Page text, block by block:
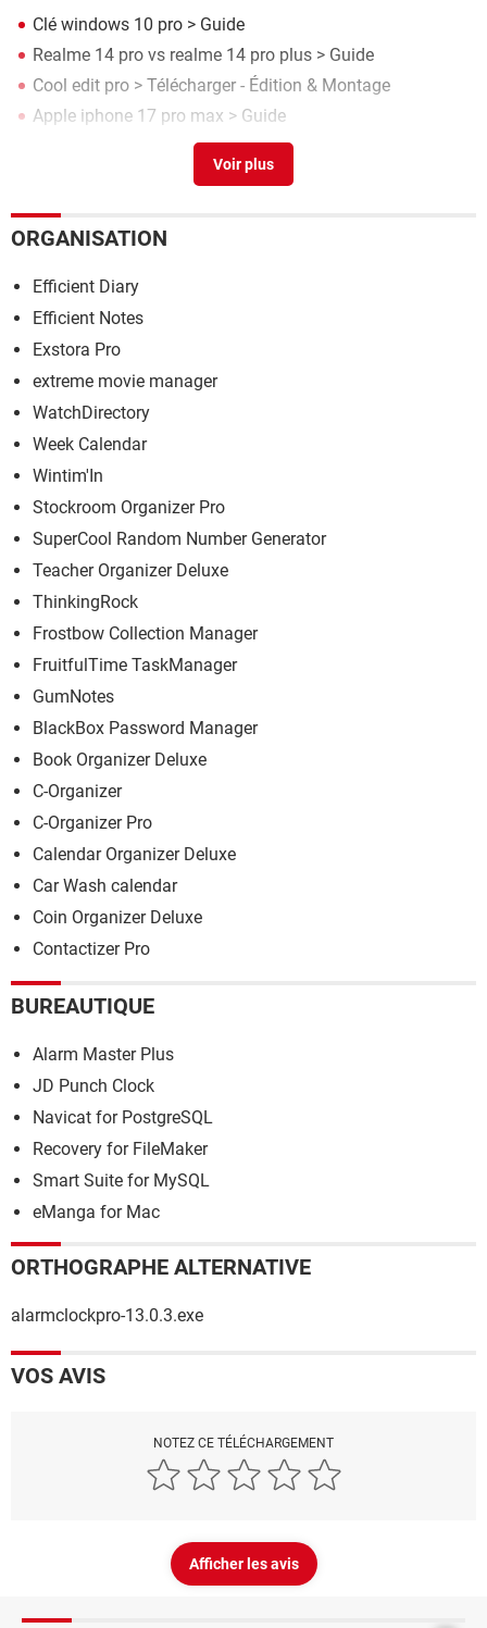
Clé windows 10 pro > Guide
Realme 14 pro vs realme 14 pro plus > Guide
Cool edit pro > Télécharger - Édition & Montage
Apple iphone 17 pro max > Guide
Blackview active 12 pro> Guide
ORGANISATION
Efficient Diary
Efficient Notes
Exstora Pro
extreme movie manager
WatchDirectory
Week Calendar
Wintim'In
Stockroom Organizer Pro
SuperCool Random Number Generator
Teacher Organizer Deluxe
ThinkingRock
Frostbow Collection Manager
FruitfulTime TaskManager
GumNotes
BlackBox Password Manager
Book Organizer Deluxe
C-Organizer
C-Organizer Pro
Calendar Organizer Deluxe
Car Wash calendar
Coin Organizer Deluxe
Contactizer Pro
BUREAUTIQUE
Alarm Master Plus
JD Punch Clock
Navicat for PostgreSQL
Recovery for FileMaker
Smart Suite for MySQL
eManga for Mac
ORTHOGRAPHE ALTERNATIVE
alarmclockpro-13.0.3.exe
VOS AVIS
NOTEZ CE TÉLÉCHARGEMENT
Afficher les avis